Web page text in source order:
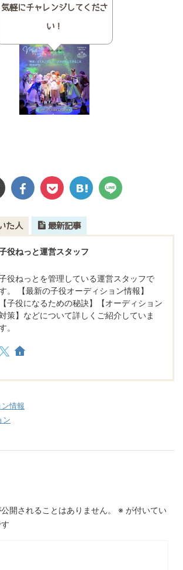
気軽にチャレンジしてくださ
い！
た人 最新記事
役ねっと運営スタッフ
役ねっとを管理している運営スタッフで
。 【最新の子役オーディション情報】
【子役になるための秘訣】【オーディション
策】などについて詳しくご紹介していま
。
情報
ン
開されることはありません。 ※ が付いてい